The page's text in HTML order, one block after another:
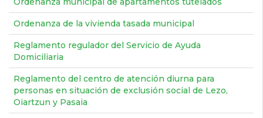
Ordenanza de la vivienda tasada municipal
Reglamento regulador del Servicio de Ayuda
Domiciliaria
Reglamento del centro de atención diurna para
personas en situación de exclusión social de Lezo,
Oiartzun y Pasaia